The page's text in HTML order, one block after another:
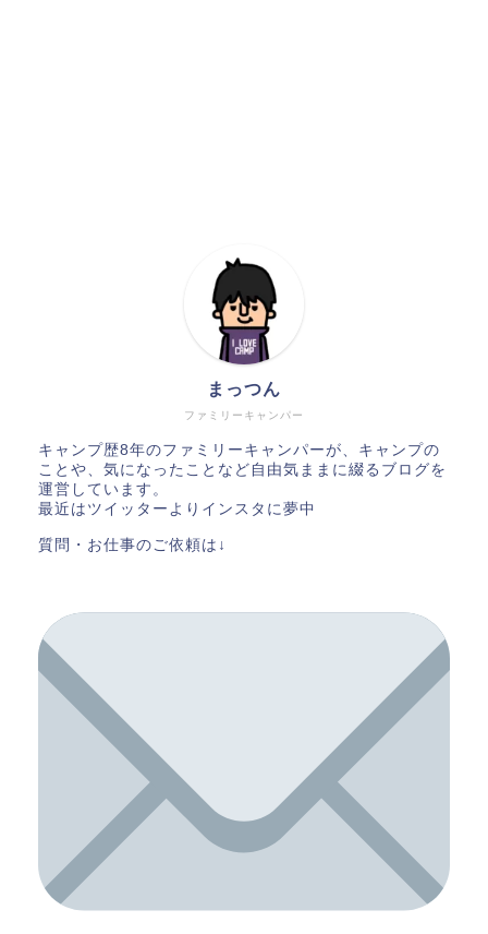
ファミリーキャンパー
まっつん
キャンプ歴8年のファミリーキャンパーが、キャンプの
ことや、気になったことなど自由気ままに綴るブログを
運営しています。
最近はツイッターよりインスタに夢中
質問・お仕事のご依頼は↓